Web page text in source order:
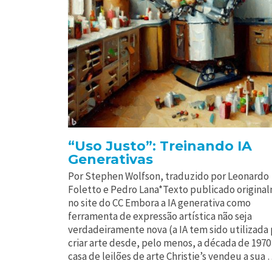
“Uso Justo”: Treinando IA
Generativas
Por Stephen Wolfson, traduzido por Leonardo
Foletto e Pedro Lana*Texto publicado
no site do CC Embora a IA generativa como
ferramenta de expressão artística não seja
verdadeiramente nova (a IA tem sido utilizada
criar arte desde, pelo menos, a década de 1970
casa de leilões de arte Christie’s vendeu a sua